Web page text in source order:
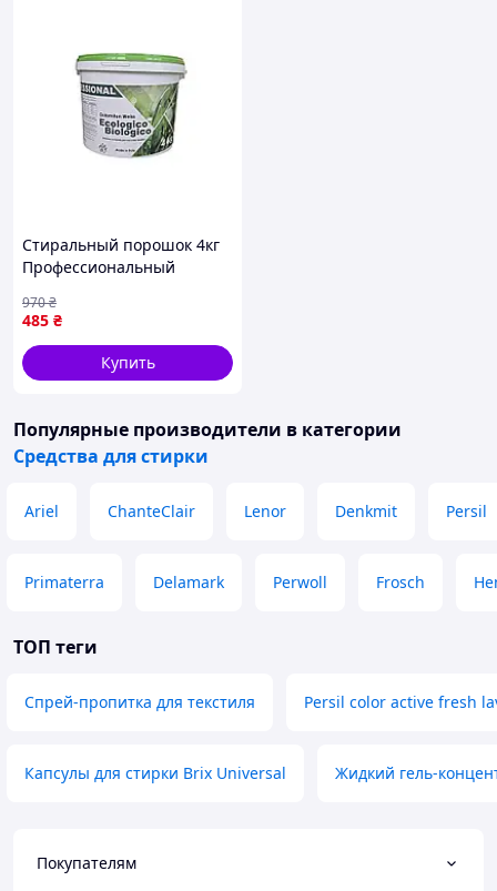
Стиральный порошок 4кг
Профессиональный
ТМ DOLOMITEN WEISS
485 ₴
970₴
Купить
Популярные производители в категории
Средства для стирки
Ariel ChanteClair Lenor Denkmit Persil
Primaterra Delamark Perwoll Frosch
ТОП теги
Спрей-пропитка для текстиля Persil color active fresh
Капсулы для стирки Brix Universal Жидкий гель-
Покупателям